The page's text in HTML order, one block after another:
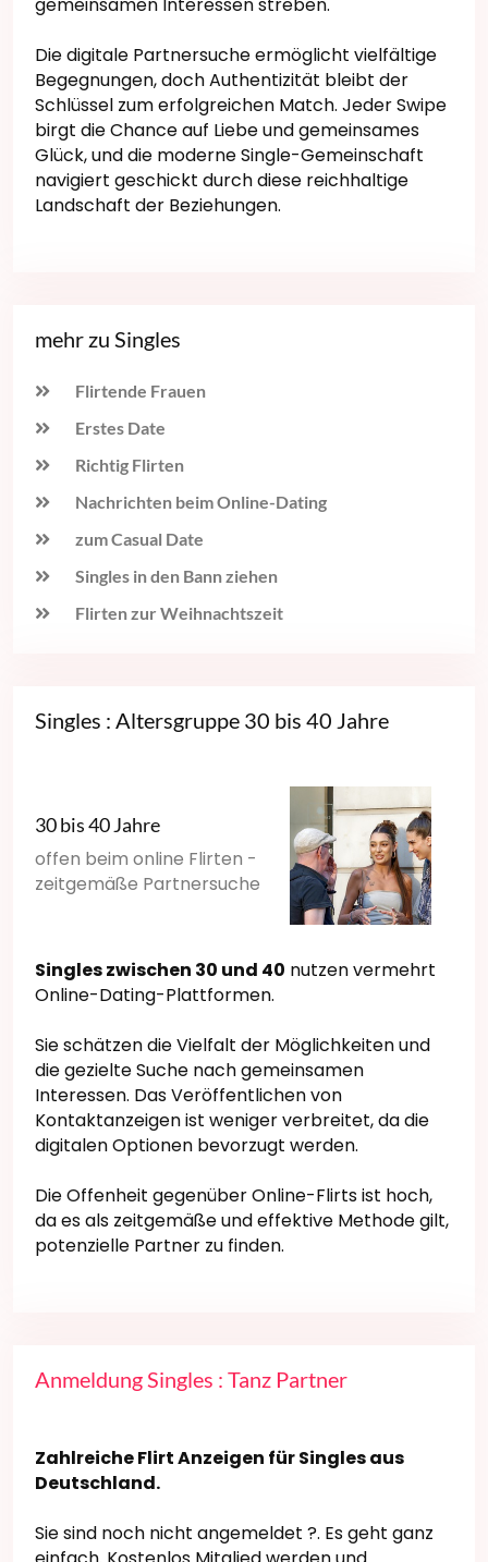
Die digitale Partnersuche ermöglicht vielfältige
Begegnungen, doch Authentizität bleibt der
Schlüssel zum erfolgreichen Match. Jeder Swipe
birgt die Chance auf Liebe und gemeinsames
Glück, und die moderne Single-Gemeinschaft
navigiert geschickt durch diese reichhaltige
Landschaft der Beziehungen.
mehr zu Singles
Flirtende Frauen
Erstes Date
Richtig Flirten
Nachrichten beim Online-Dating
zum Casual Date
Singles in den Bann ziehen
Flirten zur Weihnachtszeit
Singles : Altersgruppe 30 bis 40 Jahre
30 bis 40 Jahre
offen beim online Flirten -
zeitgemäße Partnersuche
Singles zwischen 30 und 40 nutzen vermehrt
Online-Dating-Plattformen.
Sie schätzen die Vielfalt der Möglichkeiten und
die gezielte Suche nach gemeinsamen
Interessen. Das Veröffentlichen von
Kontaktanzeigen ist weniger verbreitet, da die
digitalen Optionen bevorzugt werden.
Die Offenheit gegenüber Online-Flirts ist hoch,
da es als zeitgemäße und effektive Methode gilt,
potenzielle Partner zu finden.
Anmeldung Singles : Tanz Partner
Zahlreiche Flirt Anzeigen für Singles aus
Deutschland.
Sie sind noch nicht angemeldet ?. Es geht ganz